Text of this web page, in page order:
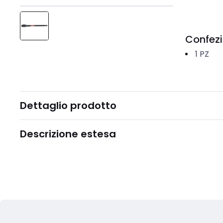
1 PZ
Dettaglio prodotto
Descrizione estesa